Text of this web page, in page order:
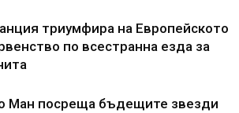
триумфира на Европейското
по всестранна езда за
Ман посреща бъдещите звезди